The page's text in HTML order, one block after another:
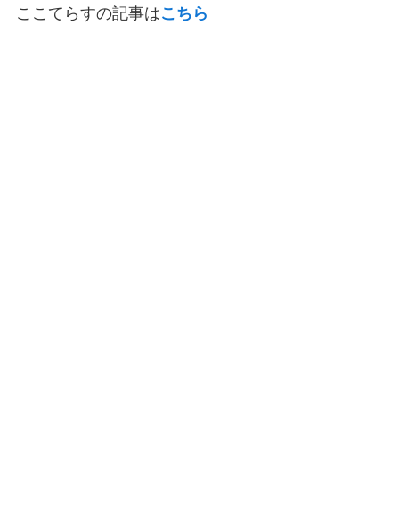
ここてらすの記事はこちら